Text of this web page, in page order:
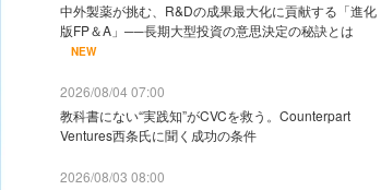
中外製薬が挑む、R&Dの成果最大化に貢献する「進化
版FP＆A」──長期大型投資の意思決定の秘訣とは
NEW
2026/08/04 07:00
教科書にない“実践知”がCVCを救う。Counterpart
Ventures西条氏に聞く成功の条件
2026/08/03 08:00